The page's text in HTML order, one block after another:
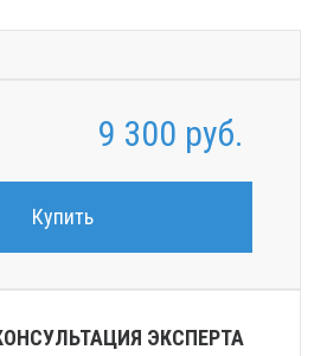
9 300 руб.
Купить
ЭКСПЕРТА